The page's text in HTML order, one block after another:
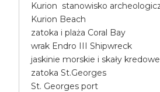
Kurion stanowisko
Kurion Beach
zatoka i plaża Coral Bay
wrak Endro III Shipwreck
jaskinie morskie i skały
zatoka St.Georges
St. Georges port